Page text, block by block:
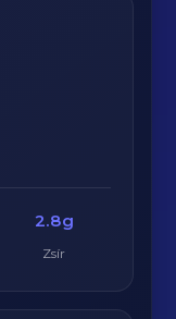
2.8g
Zsír